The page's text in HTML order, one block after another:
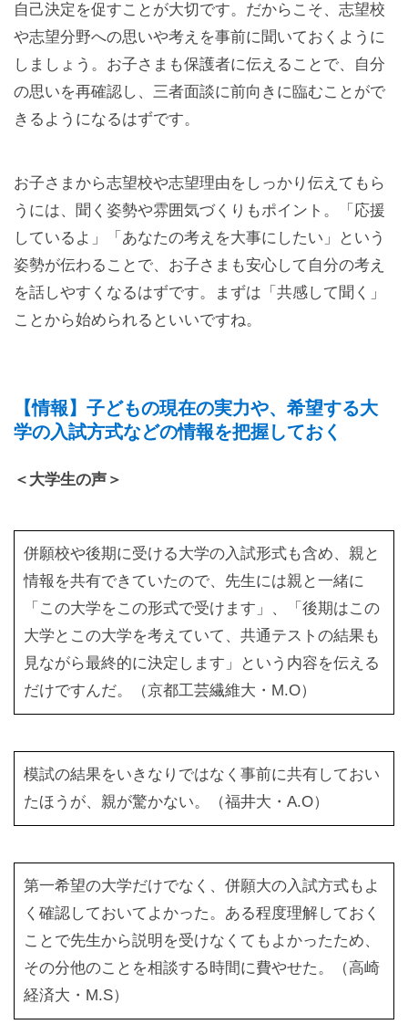
自己決定を促すことが大切です。だからこそ、志望校
や志望分野への思いや考えを事前に聞いておくように
しましょう。お子さまも保護者に伝えることで、自分
の思いを再確認し、三者面談に前向きに臨むことがで
きるようになるはずです。
お子さまから志望校や志望理由をしっかり伝えてもら
うには、聞く姿勢や雰囲気づくりもポイント。「応援
しているよ」「あなたの考えを大事にしたい」という
姿勢が伝わることで、お子さまも安心して自分の考え
を話しやすくなるはずです。まずは「共感して聞く」
ことから始められるといいですね。
【情報】子どもの現在の実力や、希望する大
学の入試方式などの情報を把握しておく
＜大学生の声＞
併願校や後期に受ける大学の入試形式も含め、親と
情報を共有できていたので、先生には親と一緒に
「この大学をこの形式で受けます」、「後期はこの
大学とこの大学を考えていて、共通テストの結果も
見ながら最終的に決定します」という内容を伝える
だけですんだ。（京都工芸繊維大・M.O）
模試の結果をいきなりではなく事前に共有しておい
たほうが、親が驚かない。（福井大・A.O）
第一希望の大学だけでなく、併願大の入試方式もよ
く確認しておいてよかった。ある程度理解しておく
ことで先生から説明を受けなくてもよかったため、
その分他のことを相談する時間に費やせた。（高崎
経済大・M.S）